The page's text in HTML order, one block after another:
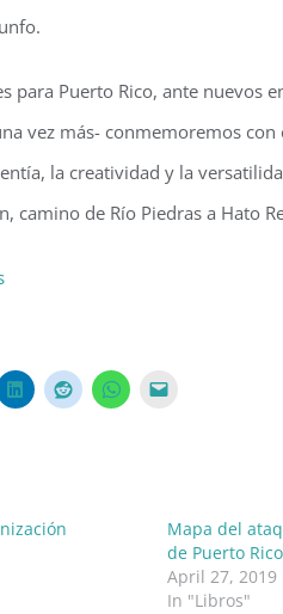
para Puerto Rico, ante nuevos
vez más- conmemoremos
la creatividad y la
camino de Río Piedras a Hato
Mapa del
de Puerto
April 27, 2019
In "Libros"